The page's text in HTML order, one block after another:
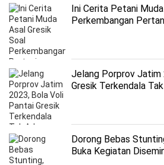
Ini Cerita Petani
Perkembangan
Jelang Porprov Jatim
Gresik Terkendala
Dorong Bebas
Buka Kegiatan